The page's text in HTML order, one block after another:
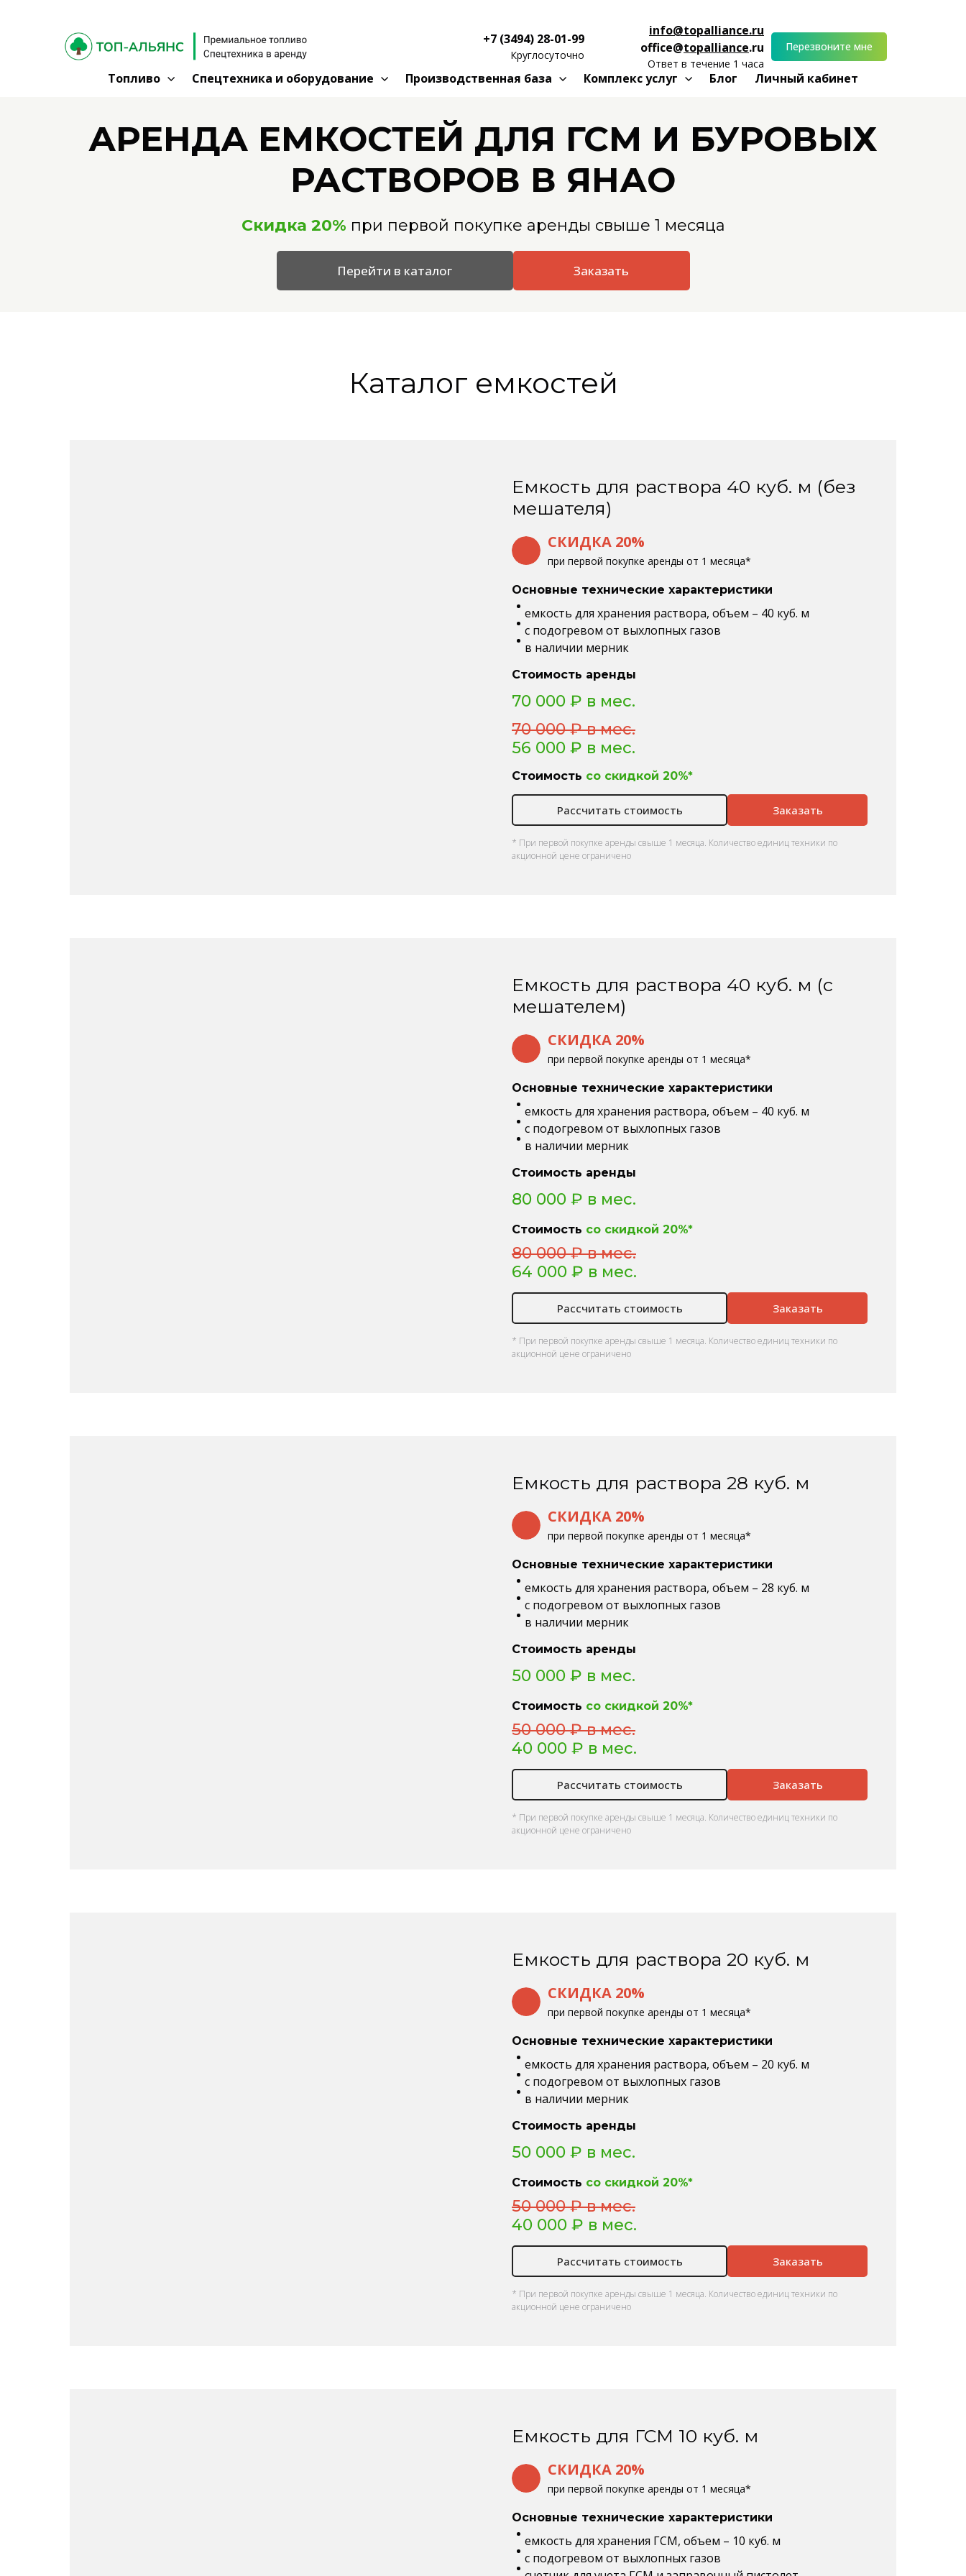
+7 (3494) 28-01-99
Круглосуточно
info@topalliance.ru
office@topalliance.ru
Ответ в течение 1 часа
Перезвоните мне
Топливо Спецтехника и оборудование Производственная база Комплекс услуг Блог Личный кабинет
АРЕНДА ЕМКОСТЕЙ ДЛЯ ГСМ И БУРОВЫХ
РАСТВОРОВ В ЯНАО
Скидка 20% при первой покупке аренды свыше 1 месяца
Перейти в каталог Заказать
Каталог емкостей
Емкость для раствора 40 куб. м (без
мешателя)
СКИДКА 20%
при первой покупке аренды от 1 месяца*
Основные технические характеристики
емкость для хранения раствора, объем – 40 куб. м
с подогревом от выхлопных газов
в наличии мерник
Стоимость аренды
70 000 ₽ в мес.
70 000 ₽ в мес.
56 000 ₽ в мес.
Стоимость со скидкой 20%*
Рассчитать стоимость Заказать
* При первой покупке аренды свыше 1 месяца. Количество единиц техники по
акционной цене ограничено
Емкость для раствора 40 куб. м (с
мешателем)
СКИДКА 20%
при первой покупке аренды от 1 месяца*
Основные технические характеристики
емкость для хранения раствора, объем – 40 куб. м
с подогревом от выхлопных газов
в наличии мерник
Стоимость аренды
80 000 ₽ в мес.
Стоимость со скидкой 20%*
80 000 ₽ в мес.
64 000 ₽ в мес.
Рассчитать стоимость Заказать
* При первой покупке аренды свыше 1 месяца. Количество единиц техники по
акционной цене ограничено
Емкость для раствора 28 куб. м
СКИДКА 20%
при первой покупке аренды от 1 месяца*
Основные технические характеристики
емкость для хранения раствора, объем – 28 куб. м
с подогревом от выхлопных газов
в наличии мерник
Стоимость аренды
50 000 ₽ в мес.
Стоимость со скидкой 20%*
50 000 ₽ в мес.
40 000 ₽ в мес.
Рассчитать стоимость Заказать
* При первой покупке аренды свыше 1 месяца. Количество единиц техники по
акционной цене ограничено
Емкость для раствора 20 куб. м
СКИДКА 20%
при первой покупке аренды от 1 месяца*
Основные технические характеристики
емкость для хранения раствора, объем – 20 куб. м
с подогревом от выхлопных газов
в наличии мерник
Стоимость аренды
50 000 ₽ в мес.
Стоимость со скидкой 20%*
50 000 ₽ в мес.
40 000 ₽ в мес.
Рассчитать стоимость Заказать
* При первой покупке аренды свыше 1 месяца. Количество единиц техники по
акционной цене ограничено
Емкость для ГСМ 10 куб. м
СКИДКА 20%
при первой покупке аренды от 1 месяца*
Основные технические характеристики
емкость для хранения ГСМ, объем – 10 куб. м
с подогревом от выхлопных газов